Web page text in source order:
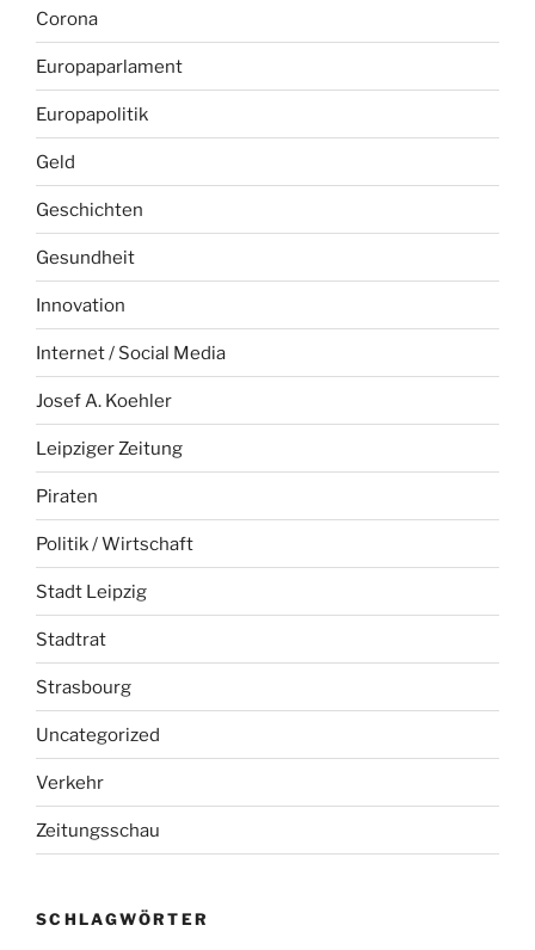
Corona
Europaparlament
Europapolitik
Geld
Geschichten
Gesundheit
Innovation
Internet / Social Media
Josef A. Koehler
Leipziger Zeitung
Piraten
Politik / Wirtschaft
Stadt Leipzig
Stadtrat
Strasbourg
Uncategorized
Verkehr
Zeitungsschau
SCHLAGWÖRTER